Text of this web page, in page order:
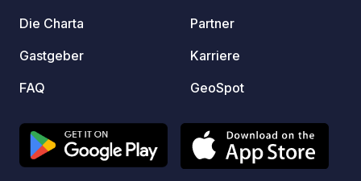
Die Charta
Gastgeber
FAQ
Partner
Karriere
GeoSpot